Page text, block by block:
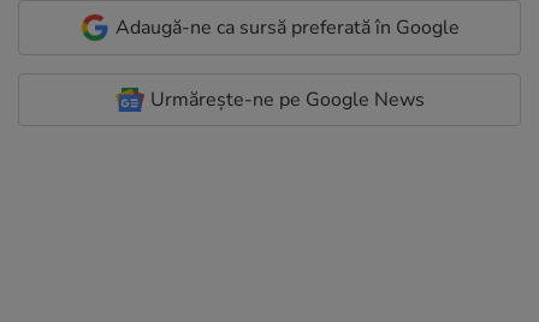
Adaugă-ne ca sursă preferată în Google
Urmărește-ne pe Google News